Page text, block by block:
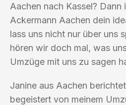
Aachen nach Kassel?
Ackermann Aachen dein
lass uns nicht nur über uns
hören wir doch mal, was
Umzüge mit uns zu sagen
Janine aus Aachen
begeistert von meinem